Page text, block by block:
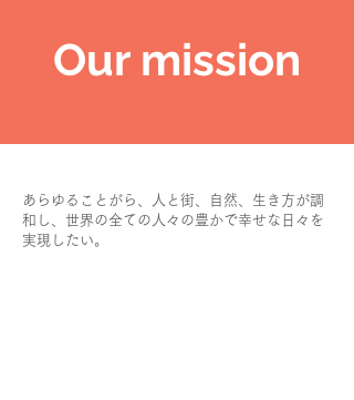
Our mission
あらゆることがら、人と街、自然、生き方が調
和し、世界の全ての人々の豊かで幸せな日々を
実現したい。